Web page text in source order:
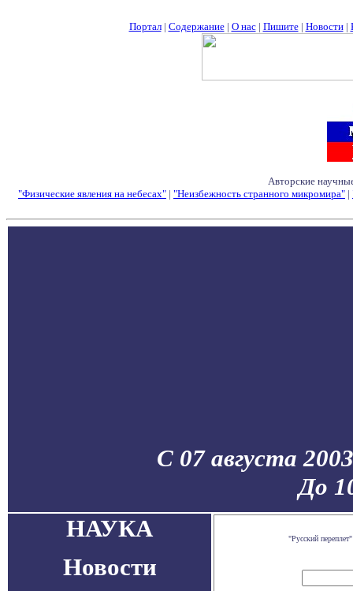
Портал| Содержание| О нас| Пишите| Новости|
Авторские
"Физические явления на небесах" | "Неизбежность странного микромира" |
С 07 августа
До
НАУКА
Новости
"Русский